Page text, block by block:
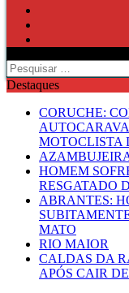
Pesquisar
por:
Destaques
CORUCHE:
MOTOCLISTA
HOMEM
RESGATADO
ABRANTES:
MATO
RIO MAIOR
CALDAS DA
APÓS CAIR